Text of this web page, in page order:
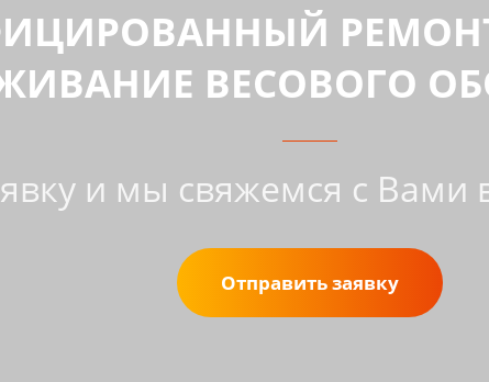
ВЕСОВОГО
и мы свяжемся с
Отправить заявку